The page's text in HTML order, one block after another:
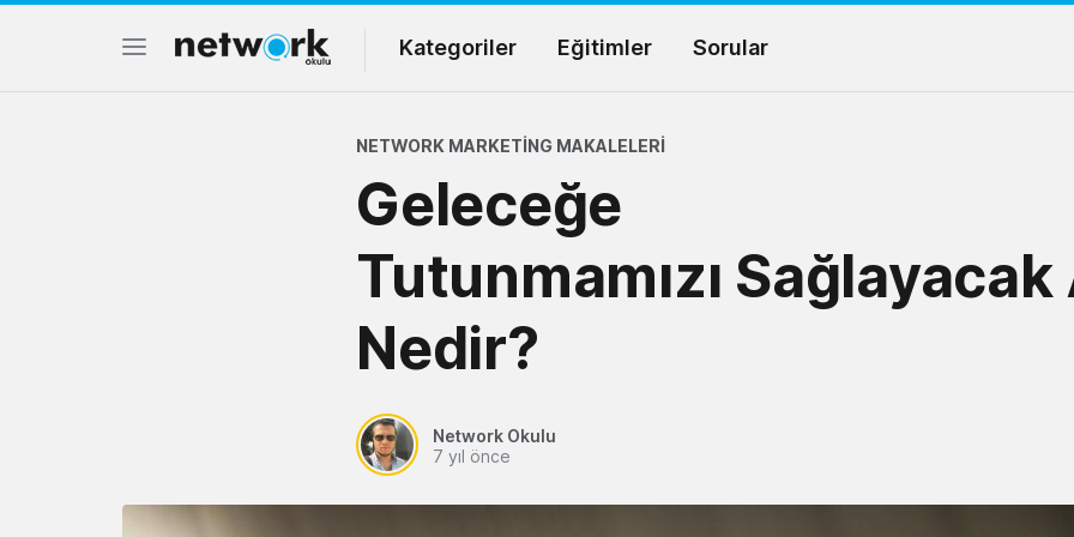
Kategoriler Eğitimler Sorular
NETWORK MARKETING MAKALELERI
Geleceğe
Tutunmamızı
Nedir?
Network Okulu
7 yıl önce